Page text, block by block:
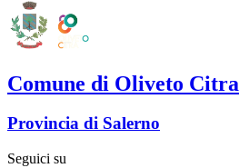
Comune di Oliveto Citra
Provincia di Salerno
Seguici su